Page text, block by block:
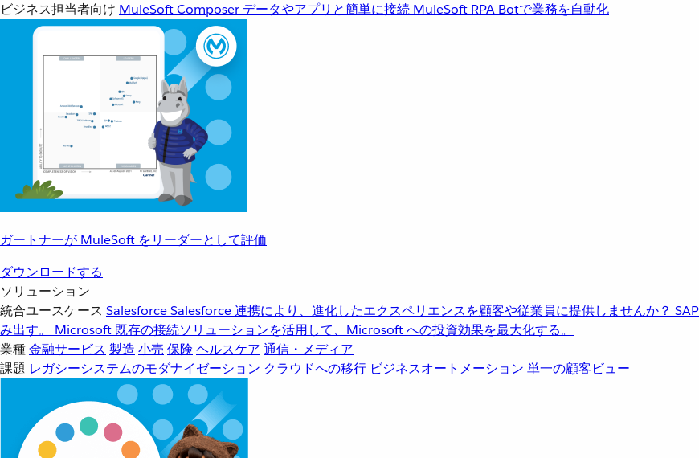
ビジネス担当者向け MuleSoft Composer データやアプリと簡単に接続 MuleSoft RPA Botで業務を自動化
ガートナーが MuleSoft をリーダーとして評価
ダウンロードする
ソリューション
統合ユースケース SalesforceSalesforce 連携により、進化したエクスペリエンスを顧客や従業員に提供しませんか？ SAP
み出す。
Microsoft 既存の接続ソリューションを活用して、Microsoft への投資効果を最大化する。
業種金融サービス 製造 小売 保険 ヘルスケア 通信・メディア
課題 レガシーシステムのモダナイゼーション クラウドへの移行 ビジネスオートメーション 単一の顧客ビュー